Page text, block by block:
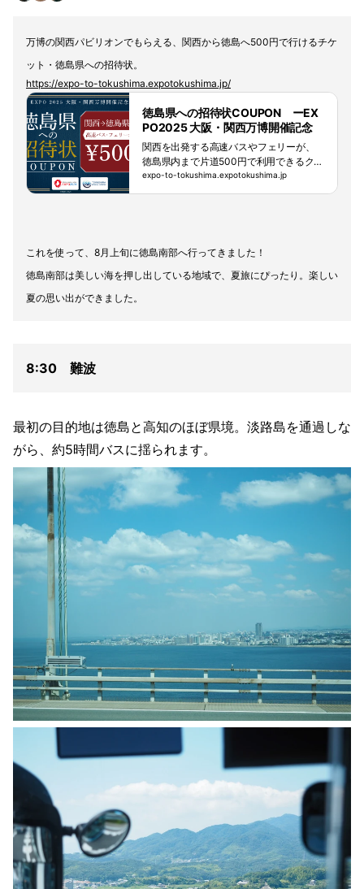
万博の関西パビリオンでもらえる、関西から徳島へ500円で行けるチケ
ット・徳島県への招待状。
https://expo-to-tokushima.expotokushima.jp/
徳島県への招待状COUPON ーEX
PO2025 大阪・関西万博開催記念
徳島県ワンコインキャンペーン
関西を出発する高速バスやフェリーが、
徳島県内まで片道500円で利用できるクー
ポンです。大阪、兵庫、京都の3府県を出
expo-to-tokushima.expotokushima.jp
これを使って、8月上旬に徳島南部へ行ってきました！
徳島南部は美しい海を押し出している地域で、夏旅にぴったり。楽しい
夏の思い出ができました。
8:30 難波
最初の目的地は徳島と高知のほぼ県境。淡路島を通過しな
がら、約5時間バスに揺られます。